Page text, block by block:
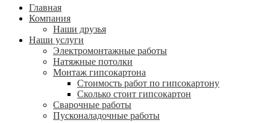
Главная
Компания
Наши друзья
Наши услуги
Электромонтажные работы
Натяжные потолки
Монтаж гипсокартона
Стоимость работ по гипсокартону
Сколько стоит гипсокартон
Сварочные работы
Пусконаладочные работы